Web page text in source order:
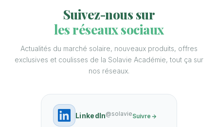
Suivez-nous sur
les réseaux sociaux
Actualités du marché solaire, nouveaux produits, offres
exclusives et coulisses de la Solavie Académie, tout ça sur
nos réseaux.
LinkedIn@solavieSuivre